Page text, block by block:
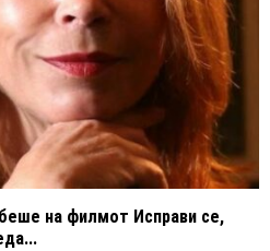
на филмот Исправи се,